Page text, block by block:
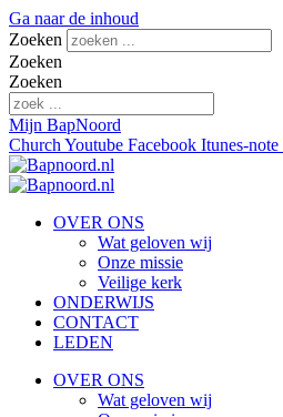
Ga naar de inhoud
Zoeken
Zoeken
Zoeken
Mijn BapNoord
Church Youtube Facebook Itunes-note
OVER ONS
Wat geloven wij
Onze missie
Veilige kerk
ONDERWIJS
CONTACT
LEDEN
OVER ONS
Wat geloven wij